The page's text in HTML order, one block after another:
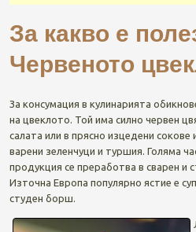
За какво е
Червеното
За консумация в кулинарията
на цвеклото. Той има силно червен
салата или в прясно изцедени сокове
варени зеленчуци и туршия. Голяма
продукция се преработва в сварен и
Източна Европа популярно ястие е
студен борш.